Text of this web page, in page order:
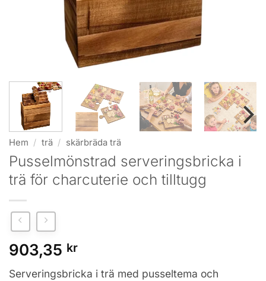
Hem / trä / skärbräda trä
Pusselmönstrad serveringsbricka i
trä för charcuterie och tilltugg
903,35 kr
Serveringsbricka i trä med pusseltema och